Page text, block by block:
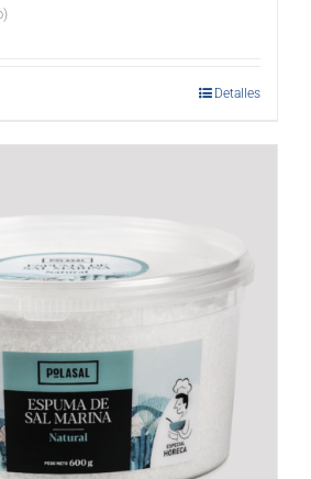
Detalles